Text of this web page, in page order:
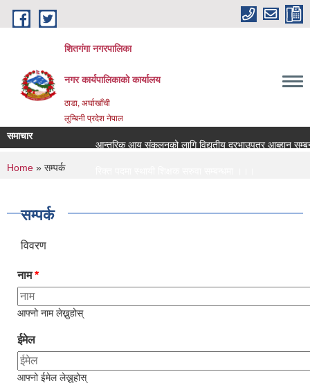
Skip to main content
शितगंगा नगरपालिका
नगर कार्यपालिकाकाे कार्यालय
ठाडा, अर्घाखाँची
लुम्बिनी प्रदेश नेपाल
समाचार
आन्तरिक आय संकलनको लागि विद्युतीय दरभाउपत्र आब्हान
You are here
Home » सम्पर्क
सम्पर्क
विवरण
नाम*
आफ्नो नाम लेख्नुहोस्
ईमेल
आफ्नो ईमेल लेख्नुहोस्